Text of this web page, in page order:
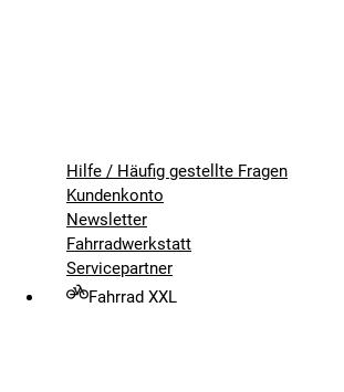
Hilfe / Häufig gestellte Fragen
Kundenkonto
Newsletter
Fahrradwerkstatt
Servicepartner
Fahrrad XXL